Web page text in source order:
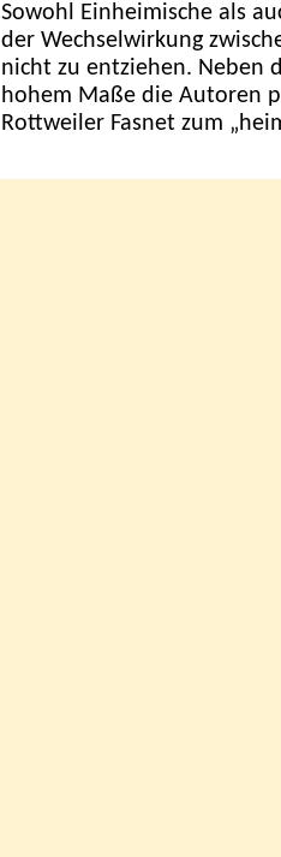
Sowohl Einheimische als
der Wechselwirkung
nicht zu entziehen. Neben
hohem Maße die Autoren
Rottweiler Fasnet zum